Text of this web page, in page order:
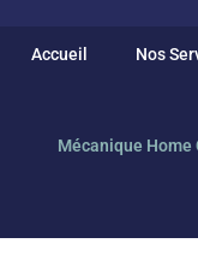
Mécanique Home
Accueil Nos